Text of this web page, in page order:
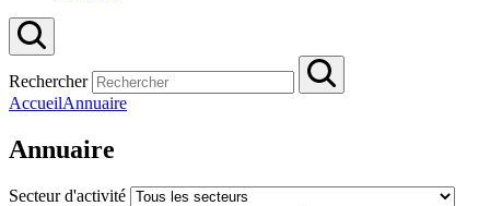
Rechercher
AccueilAnnuaire
Annuaire
Secteur d'activité